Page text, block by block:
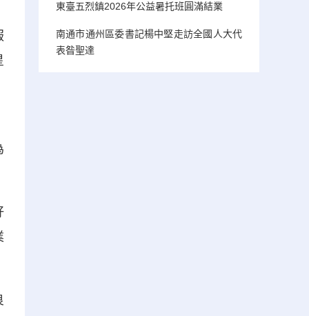
東臺五烈鎮2026年公益暑托班圓滿結業
南通市通州區委書記楊中堅走訪全國人大代
表昝聖達